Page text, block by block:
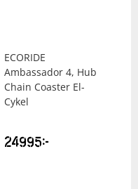
ECORIDE
Ambassador 4, Hub
Chain Coaster El-
Cykel
24995kr